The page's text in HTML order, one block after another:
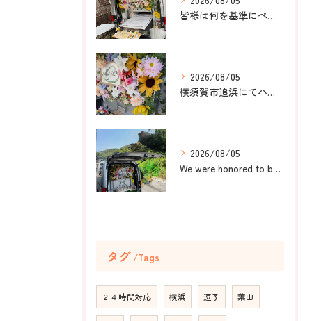
皆様は何を基準にペット葬儀社を選びますか？
2026/08/05
横須賀市追浜にてハムスターのみかんちゃんのペット火葬のお手伝...
2026/08/05
We were honored to be by your ...
タグ Tags
２４時間対応 横浜 逗子 葉山